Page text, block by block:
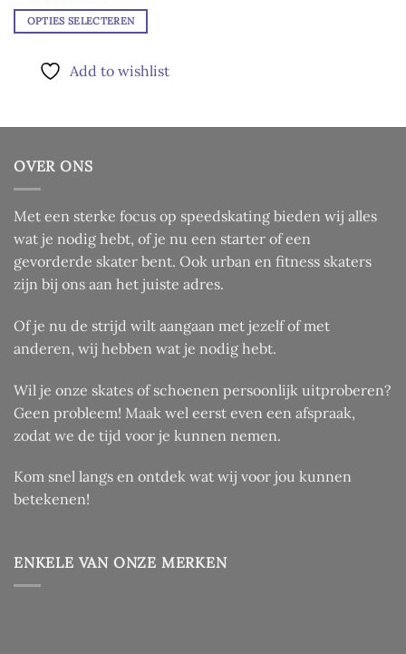
OPTIES SELECTEREN
product
kan
gekozen
worden
productpagina
Add to wishlist
OVER ONS
Met een sterke focus op speedskating bieden wij alles
wat je nodig hebt, of je nu een starter of een
gevorderde skater bent. Ook urban en fitness skaters
zijn bij ons aan het juiste adres.
Of je nu de strijd wilt aangaan met jezelf of met
anderen, wij hebben wat je nodig hebt.
Wil je onze skates of schoenen persoonlijk uitproberen?
Geen probleem! Maak wel eerst even een afspraak,
zodat we de tijd voor je kunnen nemen.
Kom snel langs en ontdek wat wij voor jou kunnen
betekenen!
ENKELE VAN ONZE MERKEN